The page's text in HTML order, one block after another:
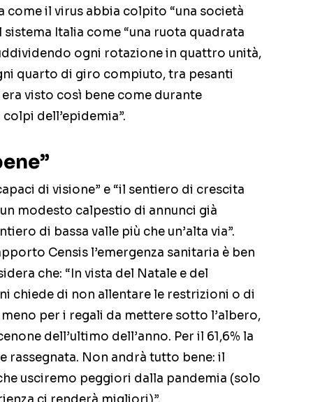
il virus abbia colpito “una società
Italia come “una ruota quadrata
ogni rotazione in quattro unità,
quarto di giro compiuto, tra pesanti
visto così bene come durante
dell’epidemia”.
di visione” e “il sentiero di crescita
modesto calpestio di annunci già
di bassa valle più che un’alta via”.
Censis l’emergenza sanitaria è ben
che: “In vista del Natale e del
chiede di non allentare le restrizioni o di
per i regali da mettere sotto l’albero,
dell’ultimo dell’anno. Per il 61,6% la
rassegnata. Non andrà tutto bene: il
usciremo peggiori dalla pandemia (solo